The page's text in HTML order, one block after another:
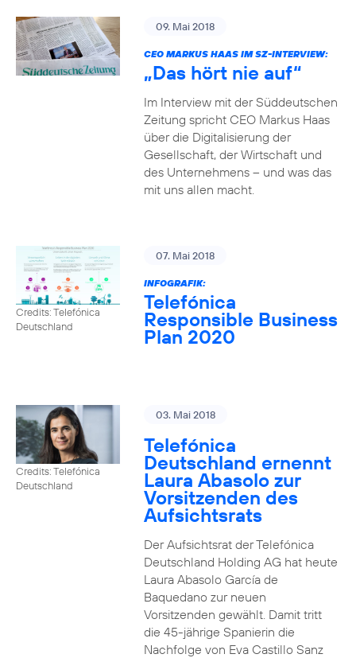
09. Mai 2018
CEO MARKUS HAAS IM SZ-INTERVIEW:
„Das hört nie auf“
Im Interview mit der Süddeutschen
Zeitung spricht CEO Markus Haas
über die Digitalisierung der
Gesellschaft, der Wirtschaft und
des Unternehmens – und was das
mit uns allen macht.
Credits: Telefónica
Deutschland
07. Mai 2018
INFOGRAFIK:
Telefónica
Responsible Business
Plan 2020
Credits: Telefónica
Deutschland
03. Mai 2018
Telefónica
Deutschland ernennt
Laura Abasolo zur
Vorsitzenden des
Aufsichtsrats
Der Aufsichtsrat der Telefónica
Deutschland Holding AG hat heute
Laura Abasolo García de
Baquedano zur neuen
Vorsitzenden gewählt. Damit tritt
die 45-jährige Spanierin die
Nachfolge von Eva Castillo Sanz